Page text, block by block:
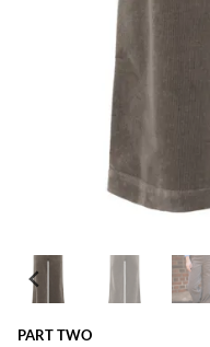
PART TWO